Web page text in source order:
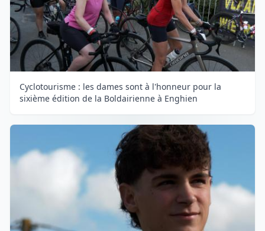
Cyclotourisme : les dames sont à l'honneur pour la
sixième édition de la Boldairienne à Enghien